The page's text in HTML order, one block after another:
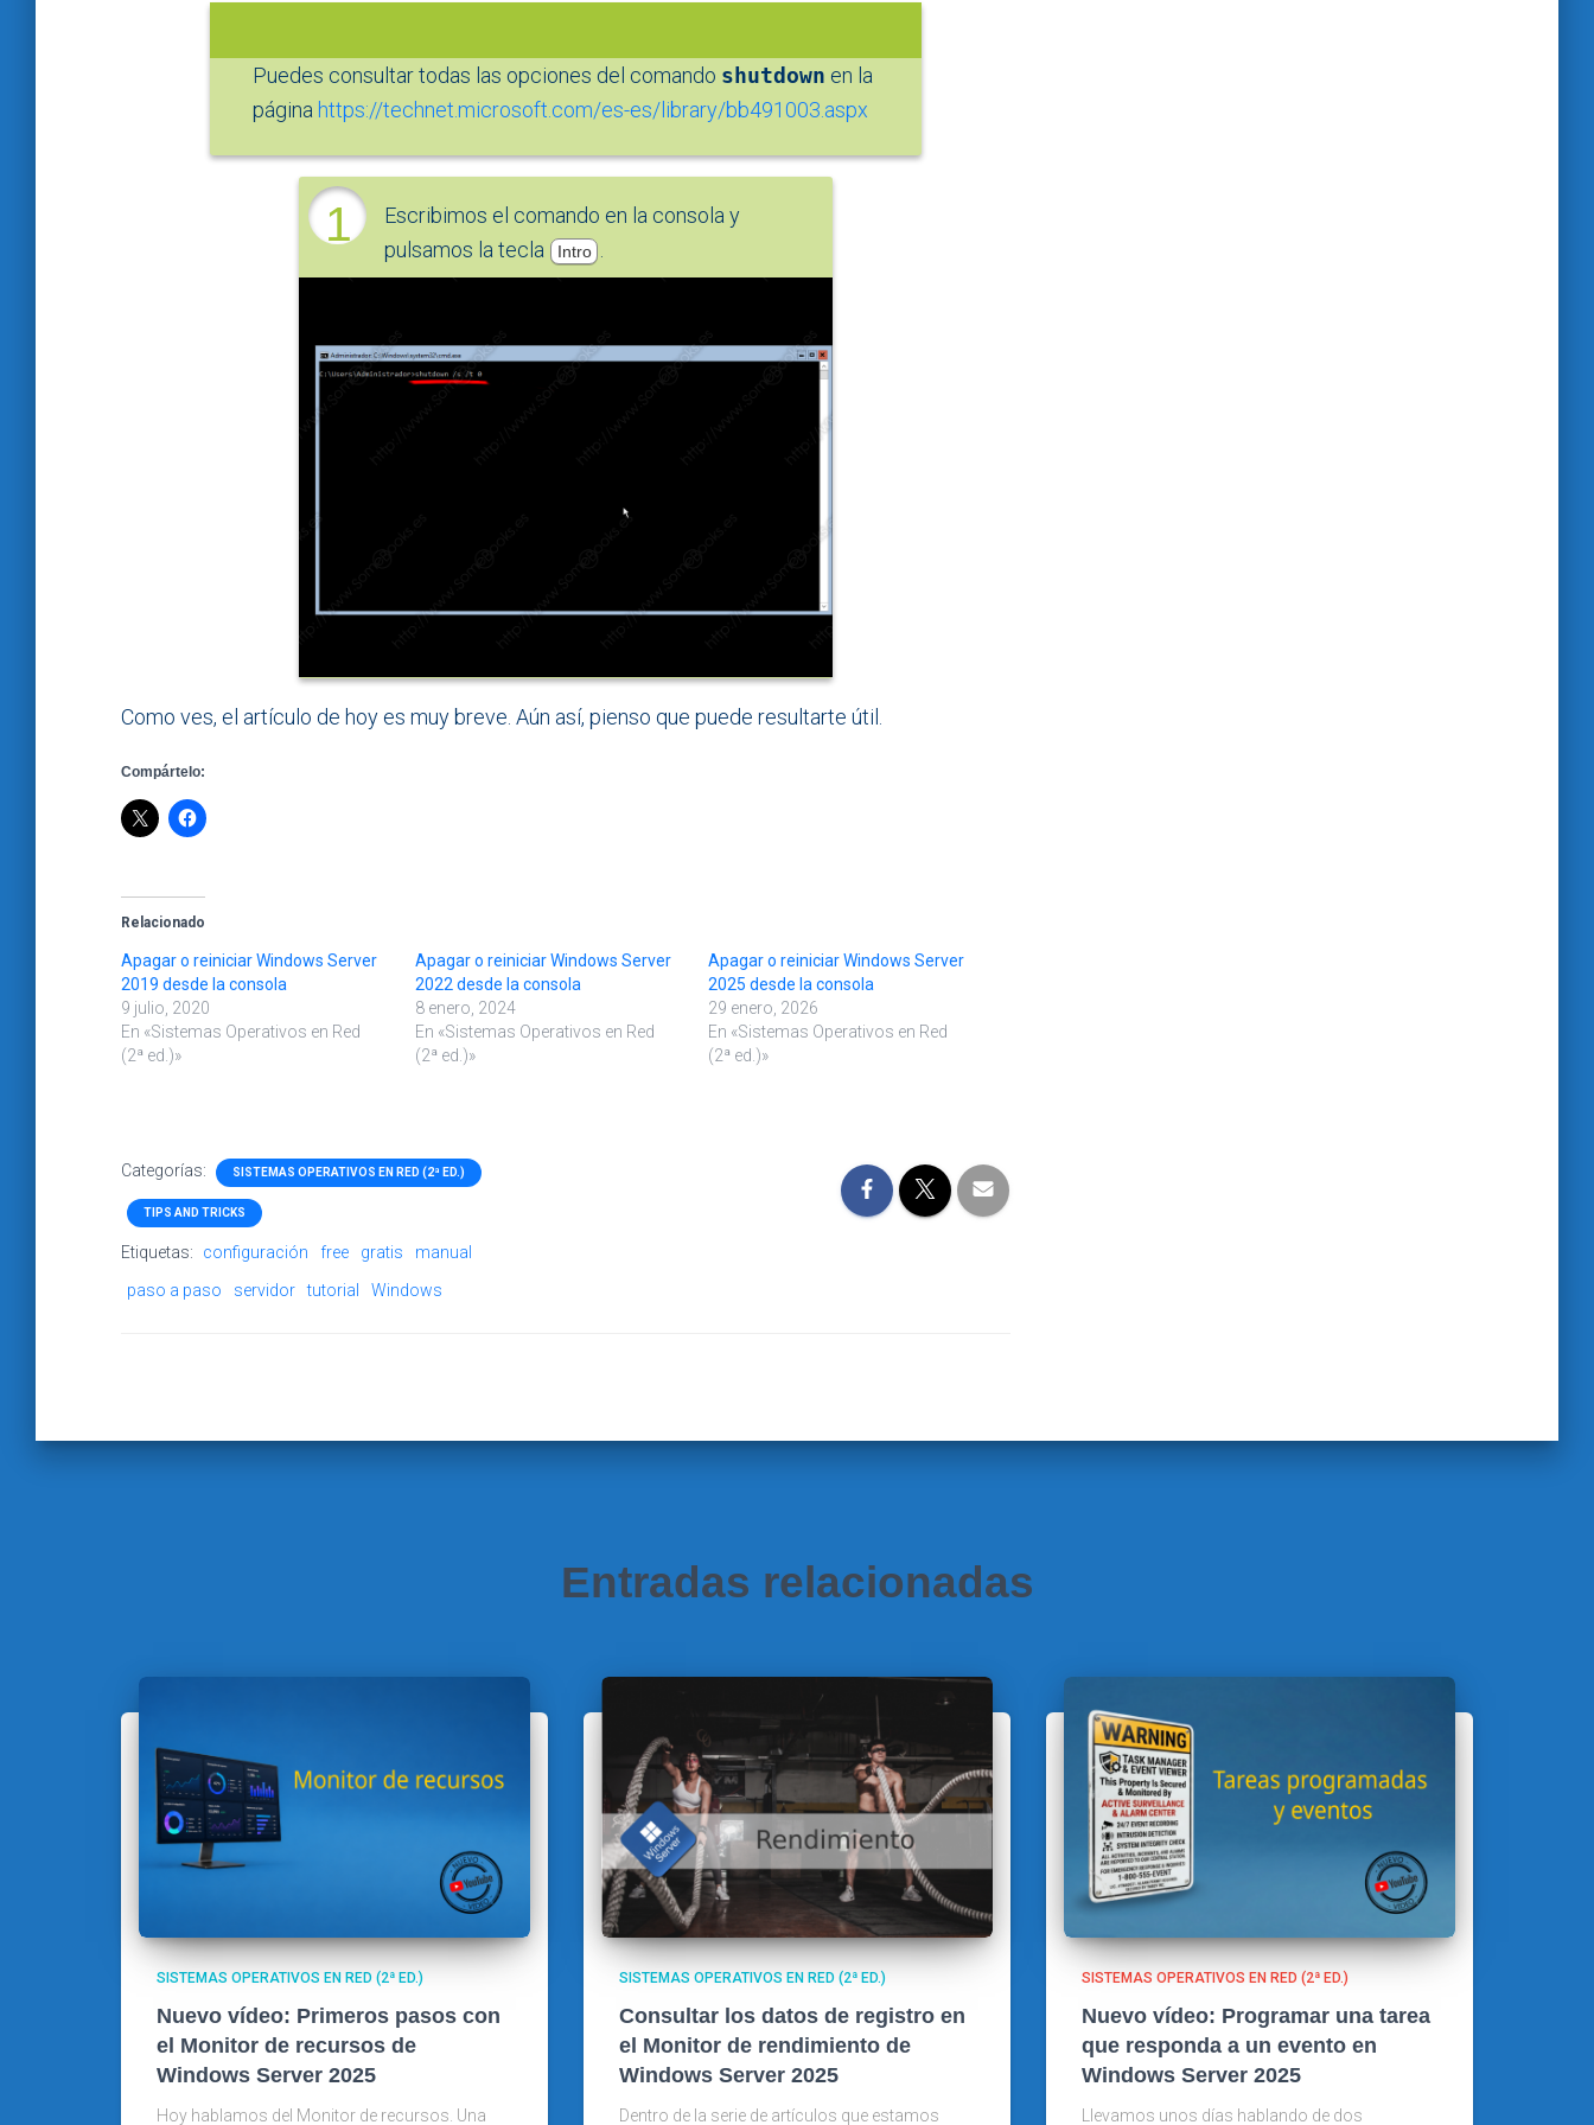
Puedes consultar todas las opciones del comando shutdown en la
página https://technet.microsoft.com/es-es/library/bb491003.aspx
1
Escribimos el comando en la consola y
pulsamos la tecla
Intro
Como ves, el artículo de hoy es muy breve. Aún así, pienso que puede resultarte útil.
Compártelo:
Relacionado
Apagar o reiniciar Windows Server
2019 desde la consola
9 julio, 2020
En «Sistemas Operativos en Red
(2ª ed.)»
Apagar o reiniciar Windows Server
2022 desde la consola
8 enero, 2024
En «Sistemas Operativos en Red
(2ª ed.)»
Apagar o reiniciar Windows Server
2025 desde la consola
29 enero, 2026
En «Sistemas Operativos en Red
(2ª ed.)»
Categorías: SISTEMAS OPERATIVOS EN RED (2ª ED.)
TIPS AND TRICKS
Etiquetas: configuración free gratis
manual
paso a paso
servidor tutorial Windows
Entradas relacionadas
SISTEMAS OPERATIVOS EN RED (2ª ED.)
Nuevo vídeo: Primeros pasos con
el Monitor de recursos de
Windows Server 2025
Hoy hablamos del Monitor de recursos. Una
SISTEMAS OPERATIVOS EN RED (2ª ED.)
Consultar los datos de registro en
el Monitor de rendimiento de
Windows Server 2025
Dentro de la serie de artículos que estamos
SISTEMAS OPERATIVOS EN RED (2ª ED.)
Nuevo vídeo: Programar una tarea
que responda a un evento en
Windows Server 2025
Llevamos unos días hablando de dos